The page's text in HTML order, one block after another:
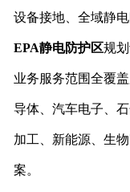
设备接地、全域静电
EPA静电防护区规
业务服务范围全覆
导体、汽车电子、
加工、新能源、生
案。